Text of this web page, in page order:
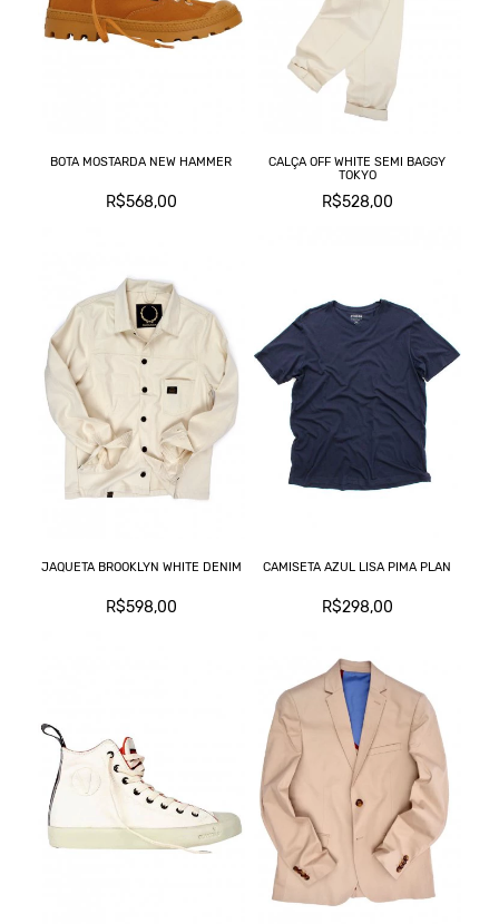
BOTA MOSTARDA NEW HAMMER
R$568,00
CALÇA OFF WHITE SEMI BAGGY
TOKYO
R$528,00
JAQUETA BROOKLYN WHITE DENIM
R$598,00
CAMISETA AZUL LISA PIMA PLAN
R$298,00